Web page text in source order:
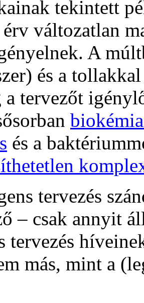
tekintett
érv változatlan
A
és a
a tervezőt
és a
tervezés
– csak annyit
tervezés
más, mint a